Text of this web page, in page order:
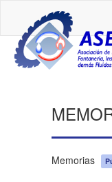
Memorias